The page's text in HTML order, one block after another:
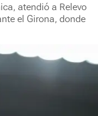
atendió a Relevo
el Girona, donde